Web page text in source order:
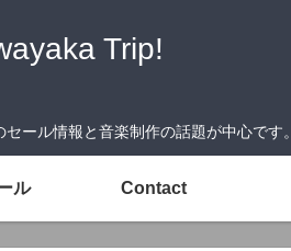
Trip!
ール情報と音楽制作の話題が中心です。
ル Contact